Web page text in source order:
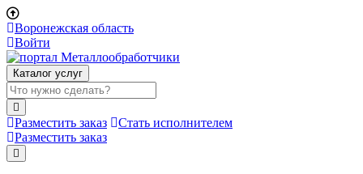
Воронежская область
Войти
Каталог услуг
Разместить заказ
Стать исполнителем
Разместить заказ